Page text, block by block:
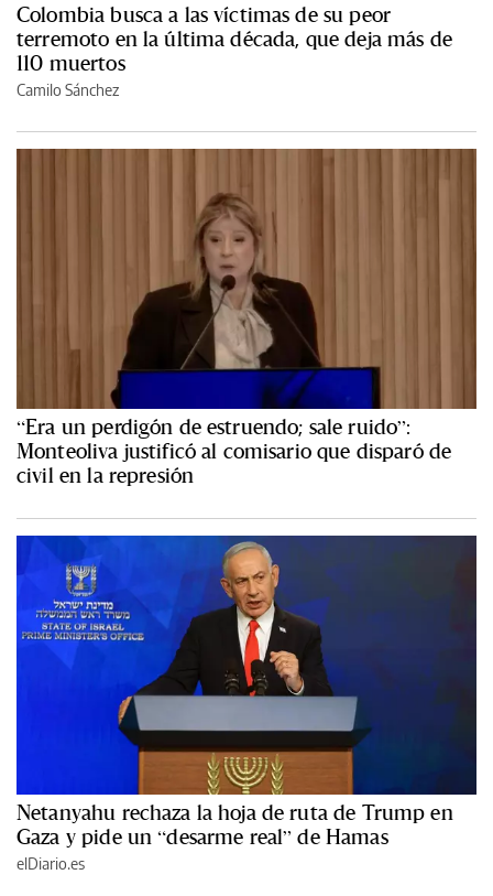
Colombia busca a las víctimas de su peor
terremoto en la última década, que deja más de
110 muertos
Camilo Sánchez
“Era un perdigón de estruendo; sale ruido”:
Monteoliva justificó al comisario que disparó de
civil en la represión
Netanyahu rechaza la hoja de ruta de Trump en
Gaza y pide un “desarme real” de Hamas
elDiario.es